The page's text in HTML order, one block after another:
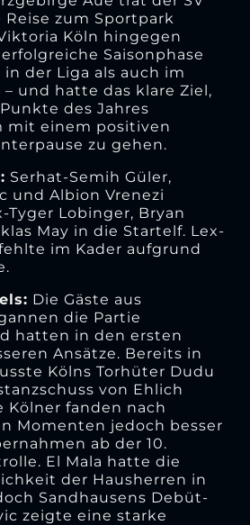
Reise zum Sportpark
Köln hingegen
Saisonphase
der Liga als auch im
und hatte das klare Ziel,
des Jahres
mit einem positiven
zu gehen.
Serhat-Semih Güler,
und Albion Vrenezi
Lobinger, Bryan
May in die Startelf. Lex-
im Kader aufgrund
Die Gäste aus
die Partie
hatten in den ersten
Ansätze. Bereits in
Kölns Torhüter Dudu
von Ehlich
Kölner fanden nach
Momenten jedoch besser
ab der 10.
El Mala hatte die
der Hausherren in
Sandhausens Debüt-
zeigte eine starke